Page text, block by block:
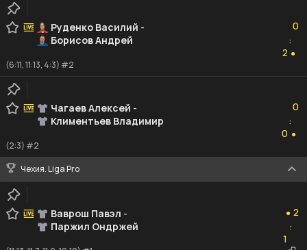
Руденко Василий -
Борисов Андрей
0
:
2 ●
(6:11, 11:13, 4:3) #2
Чагаев Алексей -
Климентьев Владимир
0
:
0 ●
(2:3) #2
Чехия. Liga Pro
Ваврош Павэл -
Паржил Ондржей
● 2
:
1